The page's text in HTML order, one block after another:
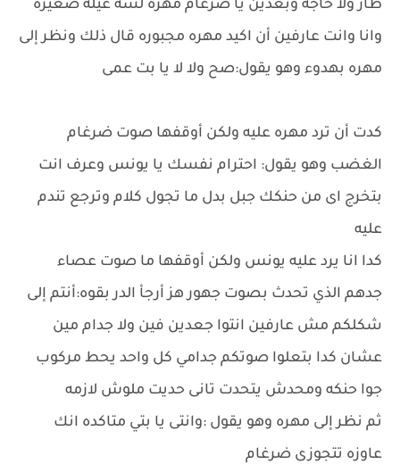
طار ولا حاجه وبعدين يا ضرغام مهره لسه عيله صغيره
وانا وانت عارفين أن اكيد مهره مجبوره قال ذلك ونظر إلى
مهره بهدوء وهو يقول:صح ولا لا يا بت عمى
كدت أن ترد مهره عليه ولكن أوقفها صوت ضرغام
الغضب وهو يقول: احترام نفسك يا يونس وعرف انت
بتخرج اى من حنكك جبل بدل ما تجول كلام وترجع تندم
عليه
كدا انا يرد عليه يونس ولكن أوقفها ما صوت عصاء
جدهم الذي تحدث بصوت جهور هز أرجأ الدر بقوه:أنتم إلى
شكلكم مش عارفين انتوا جعدين فين ولا جدام مين
عشان كدا بتعلوا صوتكم جدامي كل واحد يحط مركوب
جوا حنكه ومحدش يتحدت تانى حديت ملوش لازمه
ثم نظر إلى مهره وهو يقول :وانتى يا بتي متاكده انك
عاوزه تتجوزى ضرغام